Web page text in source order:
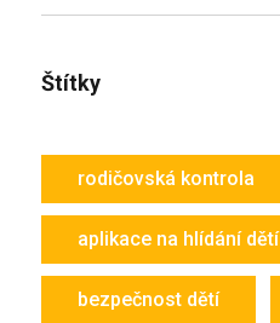
Štítky
rodičovská kontrola
aplikace na hlídání dětí
bezpečnost dětí